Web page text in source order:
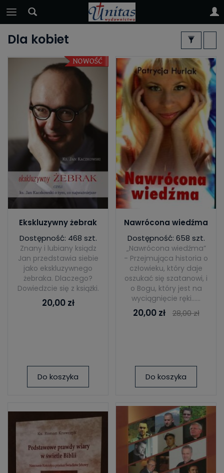
Dla kobiet
Ekskluzywny żebrak
Dostępność: 468 szt.
Znany i lubiany ksiądz
Jan przedstawia siebie
jako ekskluzywnego
żebraka. Dlaczego?
Dowiedzcie się z książki.
20,00 zł
Do koszyka
Nawrócona wiedźma
Dostępność: 658 szt.
„Nawrócona wiedźma”
- Przejmująca historia o
człowieku, który daje
oszukać się szatanowi, i
o Bogu, który jest na
wyciągnięcie ręki…...
20,00 zł 28,00 zł
Do koszyka